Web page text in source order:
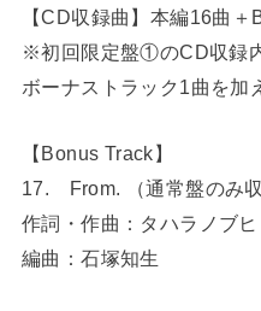
【CD収録曲】本編16曲
※初回限定盤①のCD収録
ボーナストラック1曲を加
【Bonus Track】
17. From. （通常盤のみ収
作詞・作曲：タハラノブヒ
編曲：石塚知生